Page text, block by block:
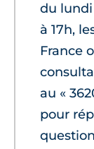
du lundi
à 17h,
France
au «
pour